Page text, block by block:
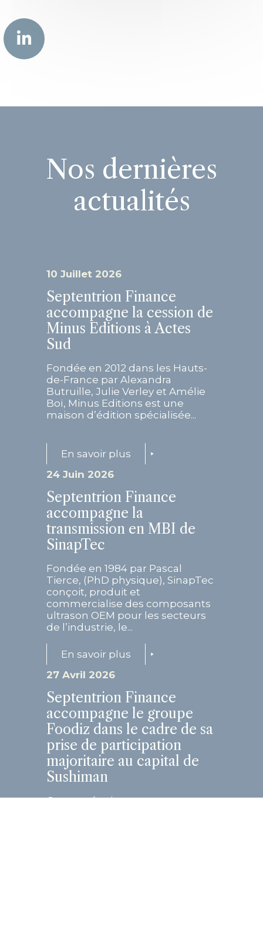
Nos dernières
actualités
10 Juillet 2026
Septentrion Finance
accompagne la cession de
Minus Editions à Actes
Sud
Fondée en 2012 dans les Hauts-
de-France par Alexandra
Butruille, Julie Verley et Amélie
Boï, Minus Editions est une
maison d’édition spécialisée...
En savoir plus
24 Juin 2026
Septentrion Finance
accompagne la
transmission en MBI de
SinapTec
Fondée en 1984 par Pascal
Tierce, (PhD physique), SinapTec
conçoit, produit et
commercialise des composants
ultrason OEM pour les secteurs
de l’industrie, le...
En savoir plus
27 Avril 2026
Septentrion Finance
accompagne le groupe
Foodiz dans le cadre de sa
prise de participation
majoritaire au capital de
Sushiman
Cette opération structurante